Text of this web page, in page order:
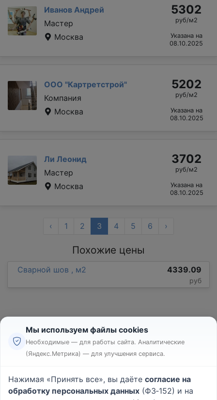
Иванов Андрей
Мастер
Москва
5302
руб/м2
Указана на
08.10.2025
ООО "Картретстрой"
Компания
Москва
5202
руб/м2
Указана на
08.10.2025
Ли Леонид
Мастер
Москва
3702
руб/м2
Указана на
08.10.2025
‹ 1 2 3 4 5 6 ›
Похожие цены
Сварной шов , м2 4339.09
руб
Реклама
Пользовательское соглашение
Политика конфиденциальности
Мы используем файлы cookies
Необходимые — для работы сайта. Аналитические
(Яндекс.Метрика) — для улучшения сервиса.
Нажимая «Принять все», вы даёте согласие на
обработку персональных данных (ФЗ‑152) и на